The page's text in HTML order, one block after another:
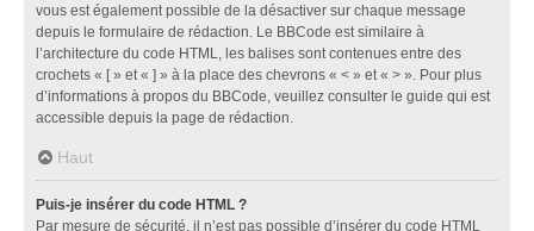
vous est également possible de la désactiver sur chaque message
depuis le formulaire de rédaction. Le BBCode est similaire à
l’architecture du code HTML, les balises sont contenues entre des
crochets « [ » et « ] » à la place des chevrons « < » et « > ». Pour plus
d’informations à propos du BBCode, veuillez consulter le guide qui est
accessible depuis la page de rédaction.
Haut
Puis-je insérer du code HTML ?
Par mesure de sécurité, il n’est pas possible d’insérer du code HTML